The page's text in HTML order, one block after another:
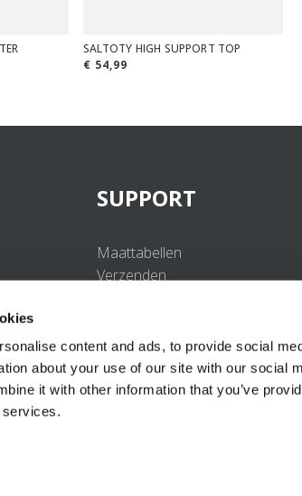
content and ads, to provide social
about your use of our site with our social
it with other information that you’ve
SALTOTY HIGH SUPPORT TOP
€ 54,99
SUPPORT
Maattabellen
Verzenden
Contact
UV-Beschermingsnorm
B2B Portal Login